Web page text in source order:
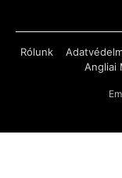
Rólunk
Angliai